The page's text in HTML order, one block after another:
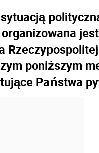
poniższym
Państwa